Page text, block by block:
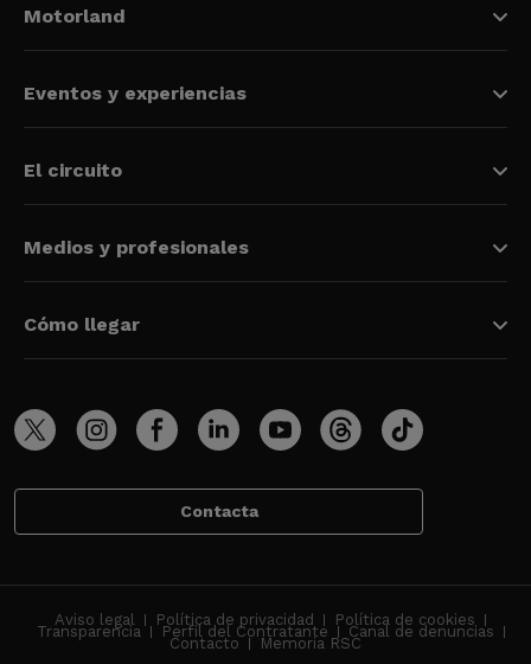
Motorland
Eventos y experiencias
El circuito
Medios y profesionales
Cómo llegar
Contacta
Aviso legal Política de privacidad Política de cookies
Transparencia Perfil del Contratante Canal de denuncias
Contacto Memoria RSC